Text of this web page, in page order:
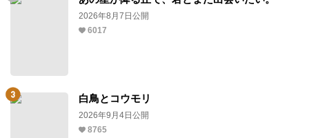
2026年8月7日公開
6017
白鳥とコウモリ
2026年9月4日公開
8765